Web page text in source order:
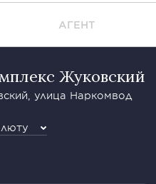
АГЕНТ
Жуковский
улица Наркомвод